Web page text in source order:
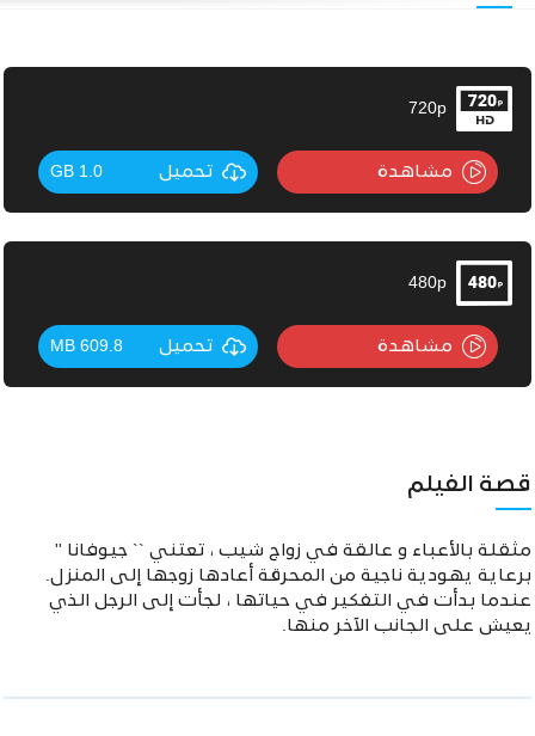
720p
مشاهدة تحميل 1.0 GB
480p
مشاهدة تحميل 609.8 MB
قصة الفيلم
مثقلة بالأعباء و عالقة في زواج شيب ، تعتني `` جيوفانا ''
برعاية يهودية ناجية من المحرقة أعادها زوجها إلى المنزل.
عندما بدأت في التفكير في حياتها ، لجأت إلى الرجل الذي
يعيش على الجانب الآخر منها.